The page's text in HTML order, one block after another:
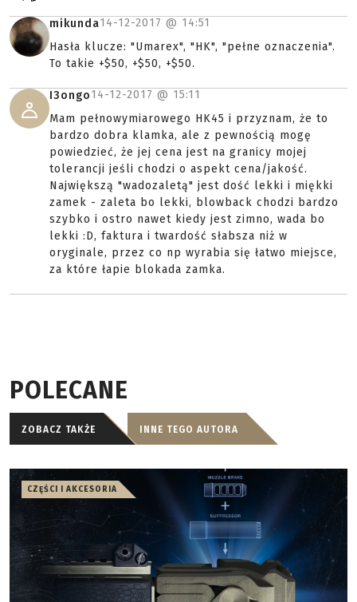
mikunda14-12-2017 @ 14:51
Hasła klucze: "Umarex", "HK", "pełne oznaczenia".
To takie +$50, +$50, +$50.
I3ongo14-12-2017 @ 15:11
Mam pełnowymiarowego HK45 i przyznam, że to
bardzo dobra klamka, ale z pewnością mogę
powiedzieć, że jej cena jest na granicy mojej
tolerancji jeśli chodzi o aspekt cena/jakość.
Największą "wadozaletą" jest dość lekki i miękki
zamek - zaleta bo lekki, blowback chodzi bardzo
szybko i ostro nawet kiedy jest zimno, wada bo
lekki :D, faktura i twardość słabsza niż w
oryginale, przez co np wyrabia się łatwo miejsce,
za które łapie blokada zamka.
POLECANE
ZOBACZ TAKŻE INNE TEGO AUTORA
CZĘŚCI I AKCESORIA